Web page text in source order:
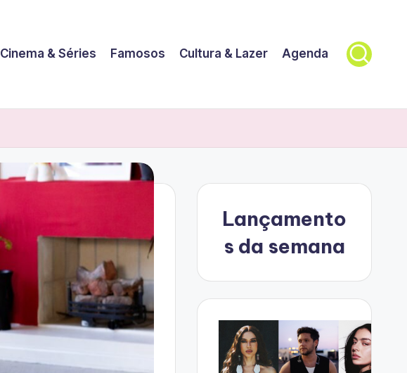
Cinema & Séries Famosos Cultura & Lazer Agenda
Lançamento
s da semana